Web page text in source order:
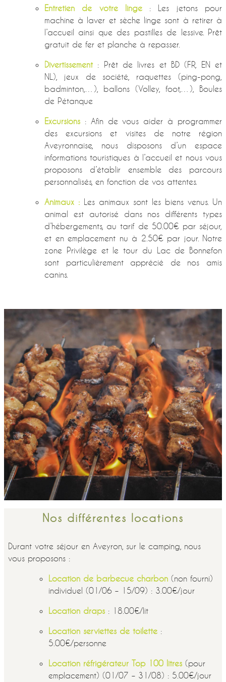
Entretien de votre linge: Les jetons pour
machine à laver et sèche linge sont à retirer à
l’accueil ainsi que des pastilles de lessive. Prêt
gratuit de fer et planche à repasser.
Divertissement: Prêt de livres et BD (FR, EN et
NL), jeux de société, raquettes (ping-pong,
badminton,…), ballons (Volley, foot,…), Boules
de Pétanque
Excursions : Afin de vous aider à programmer
des excursions et visites de notre région
Aveyronnaise, nous disposons d’un espace
informations touristiques à l’accueil et nous vous
proposons d’établir ensemble des parcours
personnalisés, en fonction de vos attentes.
Animaux : Les animaux sont les biens venus. Un
animal est autorisé dans nos différents types
d’hébergements, au tarif de 50.00€ par séjour,
et en emplacement nu à 2.50€ par jour. Notre
zone Privilège et le tour du Lac de Bonnefon
sont particulièrement apprécié de nos amis
canins.
Nos différentes locations
Durant votre séjour en Aveyron, sur le camping, nous
vous proposons :
Location de barbecue charbon (non fourni)
individuel (01/06 – 15/09) : 3.00€/jour
Location draps : 18.00€/lit
Location serviettes de toilette :
5.00€/personne
Location réfrigérateur Top 100 litres (pour
emplacement) (01/07 – 31/08) : 5.00€/jour